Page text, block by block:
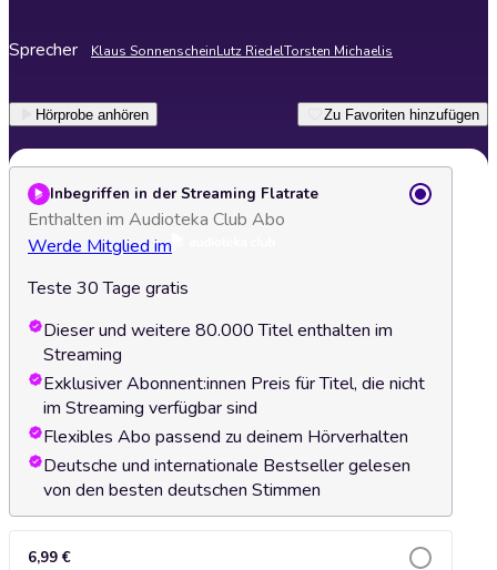
Sprecher Klaus SonnenscheinLutz RiedelTorsten Michaelis
Hörprobe anhören Zu Favoriten hinzufügen
Inbegriffen in der Streaming Flatrate
Enthalten im Audioteka Club Abo
Werde Mitglied im
Teste 30 Tage gratis
Dieser und weitere 80.000 Titel enthalten im
Streaming
Exklusiver Abonnent:innen Preis für Titel, die nicht
im Streaming verfügbar sind
Flexibles Abo passend zu deinem Hörverhalten
Deutsche und internationale Bestseller gelesen
von den besten deutschen Stimmen
6,99 €